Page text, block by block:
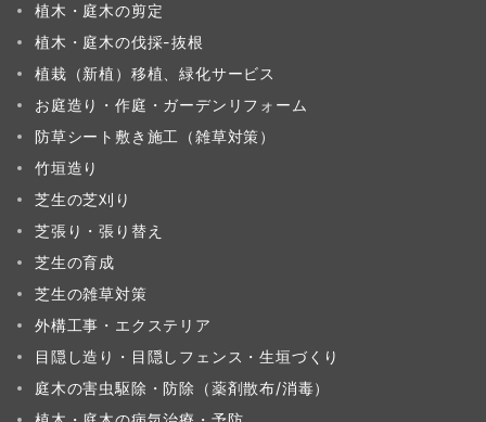
植木・庭木の剪定
植木・庭木の伐採-抜根
植栽（新植）移植、緑化サービス
お庭造り・作庭・ガーデンリフォーム
防草シート敷き施工（雑草対策）
竹垣造り
芝生の芝刈り
芝張り・張り替え
芝生の育成
芝生の雑草対策
外構工事・エクステリア
目隠し造り・目隠しフェンス・生垣づくり
庭木の害虫駆除・防除（薬剤散布/消毒）